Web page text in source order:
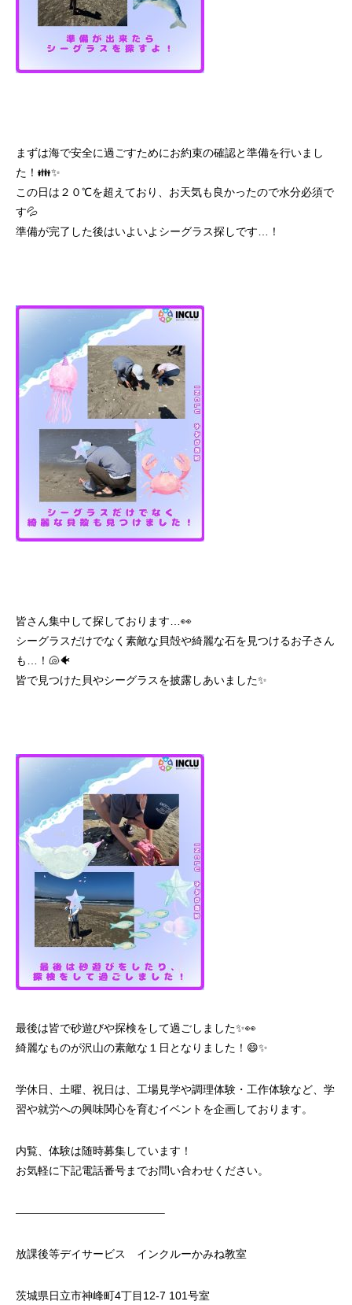
まずは海で安全に過ごすためにお約束の確認と準備を行いまし
た！👪✨
この日は２０℃を超えており、お天気も良かったので水分必須で
す💦
準備が完了した後はいよいよシーグラス探しです…！
皆さん集中して探しております…👀
シーグラスだけでなく素敵な貝殻や綺麗な石を見つけるお子さん
も…！🐚🐠
皆で見つけた貝やシーグラスを披露しあいました✨
最後は皆で砂遊びや探検をして過ごしました✨👀
綺麗なものが沢山の素敵な１日となりました！😄✨
学休日、土曜、祝日は、工場見学や調理体験・工作体験など、学
習や就労への興味関心を育むイベントを企画しております。
内覧、体験は随時募集しています！
お気軽に下記電話番号までお問い合わせください。
—————————————–
放課後等デイサービス インクルーかみね教室
茨城県日立市神峰町4丁目12-7 101号室